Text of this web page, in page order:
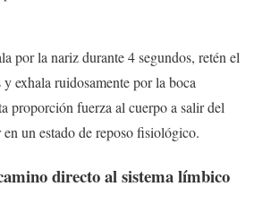
por la nariz durante 4 segundos, retén el
exhala ruidosamente por la boca
proporción fuerza al cuerpo a salir del
un estado de reposo fisiológico.
directo al sistema límbico